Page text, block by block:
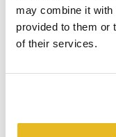
may combine it with
provided to them or
of their services.